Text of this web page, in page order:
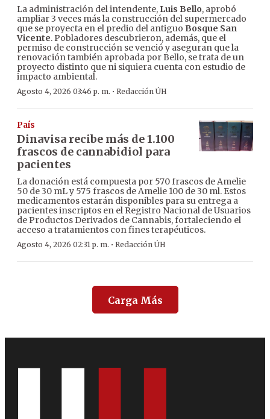
La administración del intendente, Luis Bello, aprobó
ampliar 3 veces más la construcción del supermercado
que se proyecta en el predio del antiguo Bosque San
Vicente. Pobladores descubrieron, además, que el
permiso de construcción se venció y aseguran que la
renovación también aprobada por Bello, se trata de un
proyecto distinto que ni siquiera cuenta con estudio de
impacto ambiental.
Agosto 4, 2026 03:46 p. m. · Redacción ÚH
País
Dinavisa recibe más de 1.100
frascos de cannabidiol para
pacientes
La donación está compuesta por 570 frascos de Amelie
50 de 30 mL y 575 frascos de Amelie 100 de 30 ml. Estos
medicamentos estarán disponibles para su entrega a
pacientes inscriptos en el Registro Nacional de Usuarios
de Productos Derivados de Cannabis, fortaleciendo el
acceso a tratamientos con fines terapéuticos.
Agosto 4, 2026 02:31 p. m. · Redacción ÚH
Carga Más